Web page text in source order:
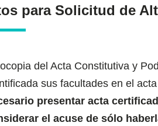
para Solicitud de
del Acta Constitutiva y
sus facultades en el
presentar acta
el acuse de sólo